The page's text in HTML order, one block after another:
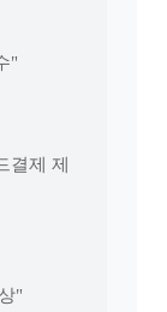
"
결제 제
"